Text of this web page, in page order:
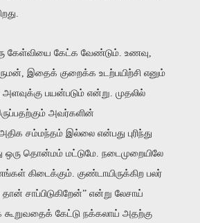
கேள்வியை கேட்க வேண்டும். உணவு,
இதைக் குறைக்க உடற்பயிற்சி எனும்
பயன்படும் என்று. முதலில்
அவர்களின்
சம்மந்தம் இல்லை என்பது புரிந்து
தொன்மம் மட்டுமே. நடைமுறையிலே
கிடைக்கும். குண்டாயிருக்கிற பலர்
சாப்பிடுகிறேன்” என்று லேசாய்
கூறுவதைக் கேட்டு நக்கலாய் அதற்கு